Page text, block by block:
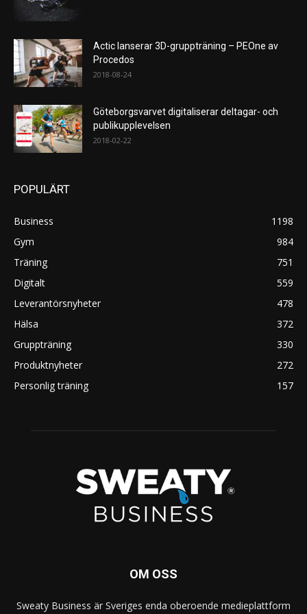
Actic lanserar 3D-gruppträning – PEOne av
Procedos
2018-08-24
Göteborgsvarvet digitaliserar deltagar- och
publikupplevelsen
2018-02-22
POPULÄRT
Business
1198
Gym
984
Träning
751
Digitalt
559
Leverantörsnyheter
478
Hälsa
372
Gruppträning
330
Produktnyheter
272
Personlig träning
157
OM OSS
Sweaty Business är Sveriges enda oberoende medieplattform